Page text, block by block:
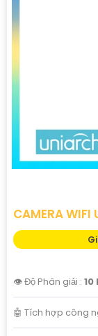
CAMERA
👁 Độ Phân giải : 10
🤖️ Tích hợp công